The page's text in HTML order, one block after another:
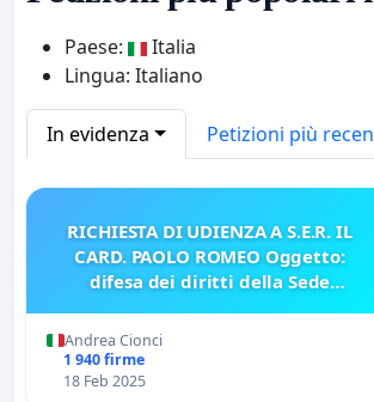
Paese:
Italia
Lingua: Italiano
In evidenza Petizioni più
RICHIESTA DI UDIENZA A S.E.R. IL
CARD. PAOLO ROMEO Oggetto:
difesa dei diritti della Sede
Andrea Cionci
1 940 firme
18 Feb 2025